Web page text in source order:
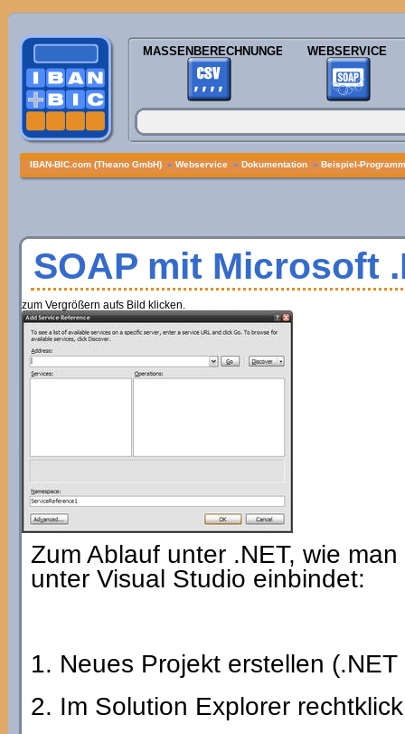
MASSENBERECHNUNGEN WEBSERVICE
IBAN-BIC.com (Theano GmbH) » Webservice » Dokumentation » Beispiel-
SOAP mit Microsoft
zum Vergrößern aufs Bild klicken.
Zum Ablauf unter .NET, wie
unter Visual Studio einbindet:
1. Neues Projekt erstellen
2. Im Solution Explorer